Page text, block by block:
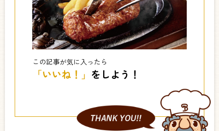
この記事が気に入ったら
「いいね！」 をしよう！